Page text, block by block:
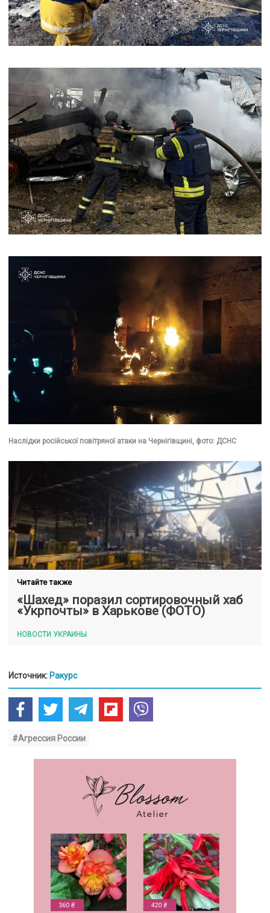
Наслідки російської повітряної атаки на Чернігівщині, фото: ДСНС
Читайте также
«Шахед» поразил сортировочный хаб
«Укрпочты» в Харькове (ФОТО)
НОВОСТИ УКРАИНЫ
Источник: Ракурс
#Агрессия России